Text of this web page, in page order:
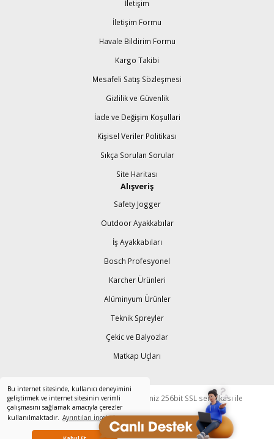
Bu internet sitesinde, kullanıcı deneyimini
geliştirmek ve internet sitesinin verimli
çalışmasını sağlamak amacıyla çerezler
kullanılmaktadır. Ayrıntıları İnceleyin
İletişim
İletişim Formu
Havale Bildirim Formu
Kargo Takibi
Mesafeli Satış Sözleşmesi
Gizlilik ve Güvenlik
İade ve Değişim Koşullari
Kişisel Veriler Politikası
Sıkça Sorulan Sorular
Site Haritası
Alışveriş
Safety Jogger
Outdoor Ayakkabılar
İş Ayakkabıları
Bosch Profesyonel
Karcher Ürünleri
Alüminyum Ürünler
Teknik Spreyler
Çekic ve Balyozlar
Matkap Uçları
© Tüm Hakları Saklıdır. Kredi kartı bilgileriniz 256bit SSL sertifikası ile
korunmaktadır.